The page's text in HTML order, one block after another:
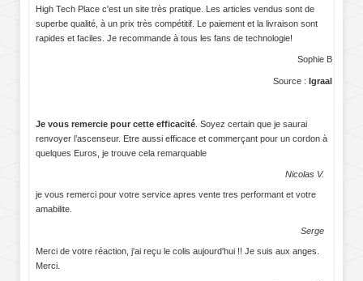
High Tech Place c'est un site très pratique. Les articles vendus sont de
superbe qualité, à un prix très compétitif. Le paiement et la livraison sont
rapides et faciles. Je recommande à tous les fans de technologie!
Sophie B
Source : Igraal
Je vous remercie pour cette efficacité . Soyez certain que je saurai
renvoyer l’ascenseur. Etre aussi efficace et commerçant pour un cordon à
quelques Euros, je trouve cela remarquable
Nicolas V.
je vous remerci pour votre service apres vente tres performant et votre
amabilite.
Serge
Merci de votre réaction, j'ai reçu le colis aujourd'hui !! Je suis aux anges.
Merci.